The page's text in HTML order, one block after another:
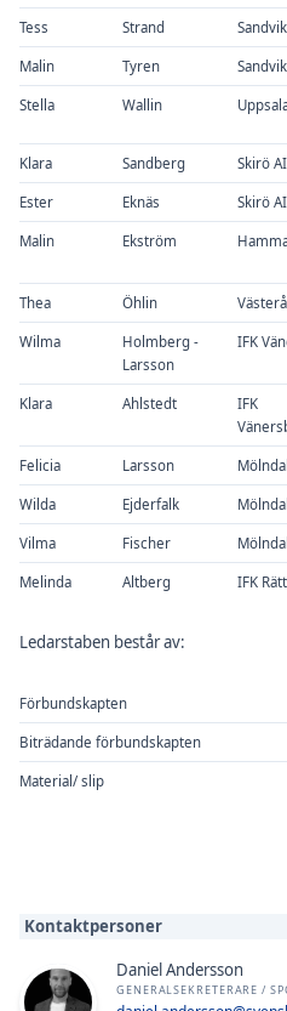
Tess Strand
Malin Tyren
Stella Wallin
Klara Sandberg Skirö
Ester Eknäs Skirö
Malin Ekström
Thea Öhlin
Wilma
Holmberg -
Larsson
IFK
Klara Ahlstedt
IFK
Felicia Larsson
Wilda Ejderfalk
Vilma Fischer
Melinda Altberg IFK
Ledarstaben består av:
Förbundskapten
Biträdande förbundskapten
Material/ slip
Kontaktpersoner
Daniel Andersson
GENERALSEKRETERARE /